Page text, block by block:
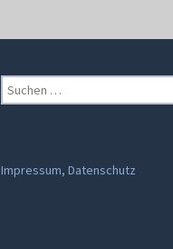
Suchen
nach:
Impressum, Datenschutz